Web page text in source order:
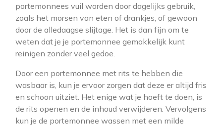
portemonnees vuil worden door dagelijks gebruik,
zoals het morsen van eten of drankjes, of gewoon
door de alledaagse slijtage. Het is dan fijn om te
weten dat je je portemonnee gemakkelijk kunt
reinigen zonder veel gedoe.
Door een portemonnee met rits te hebben die
wasbaar is, kun je ervoor zorgen dat deze er altijd fris
en schoon uitziet. Het enige wat je hoeft te doen, is
de rits openen en de inhoud verwijderen. Vervolgens
kun je de portemonnee wassen met een milde